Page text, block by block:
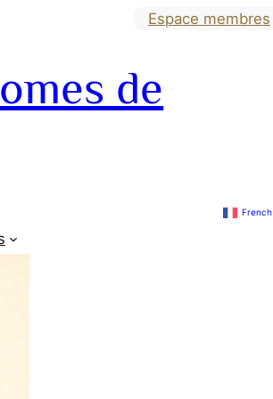
Espace membres
de
French